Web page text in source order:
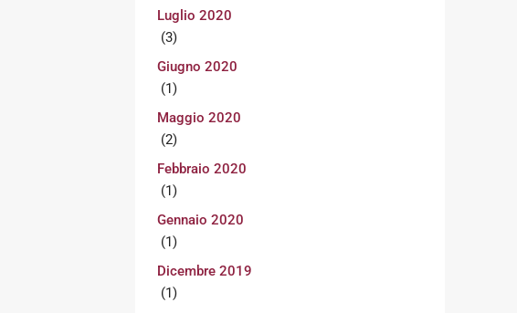
Luglio 2020
(3)
Giugno 2020
(1)
Maggio 2020
(2)
Febbraio 2020
(1)
Gennaio 2020
(1)
Dicembre 2019
(1)